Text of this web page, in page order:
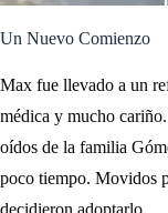
Un Nuevo Comienzo
Max fue llevado a un
médica y mucho
oídos de la familia
poco tiempo. Movidos
decidieron adoptarlo.